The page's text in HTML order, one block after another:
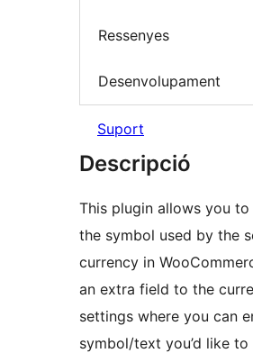
Ressenyes
Desenvolupament
Suport
Descripció
This plugin allows you to
the symbol used by the
currency in
an extra field to the
settings where you can
symbol/text you’d like to